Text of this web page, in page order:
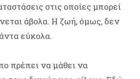
στις οποίες μπορεί
άβολα. Η ζωή, όμως, δεν
εύκολα.
πρέπει να μάθει να